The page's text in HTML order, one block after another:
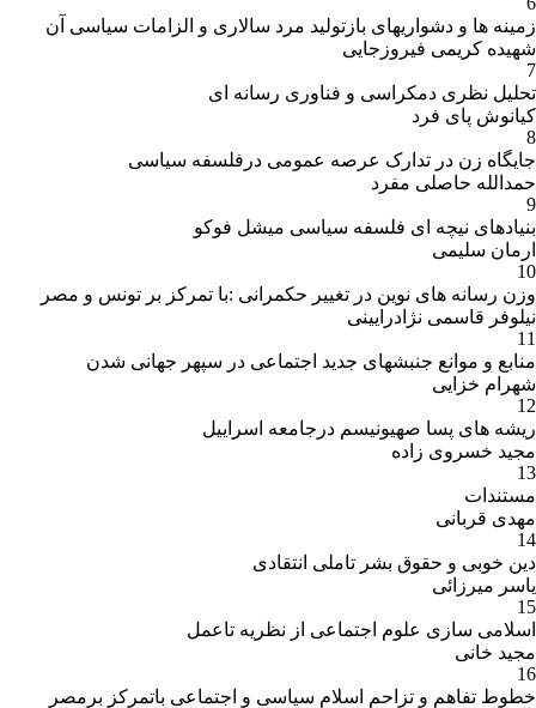
زمینه ها و دشواریهای بازتولید مرد سالاری و الزامات سیاسی آن
شهیده کریمی فیروزجایی
7
تحلیل نظری دمکراسی و فناوری رسانه ای
کیانوش پای فرد
8
جایگاه زن در تدارک عرصه عمومی درفلسفه سیاسی
حمدالله حاصلی مفرد
9
بنیادهای نیچه ای فلسفه سیاسی میشل فوکو
ارمان سلیمی
10
وزن رسانه های نوین در تغییر حکمرانی :با تمرکز بر تونس و مصر
نیلوفر قاسمی نژادرایینی
11
منابع و موانع جنبشهای جدید اجتماعی در سپهر جهانی شدن
شهرام خزایی
12
ریشه های پسا صهیونیسم درجامعه اسراییل
مجید خسروی زاده
13
مستندات
مهدی قربانی
14
دین خوبی و حقوق بشر تاملی انتقادی
یاسر میرزائی
15
اسلامی سازی علوم اجتماعی از نظریه تاعمل
مجید خانی
16
خطوط تفاهم و تزاحم اسلام سیاسی و اجتماعی باتمرکز برمصر